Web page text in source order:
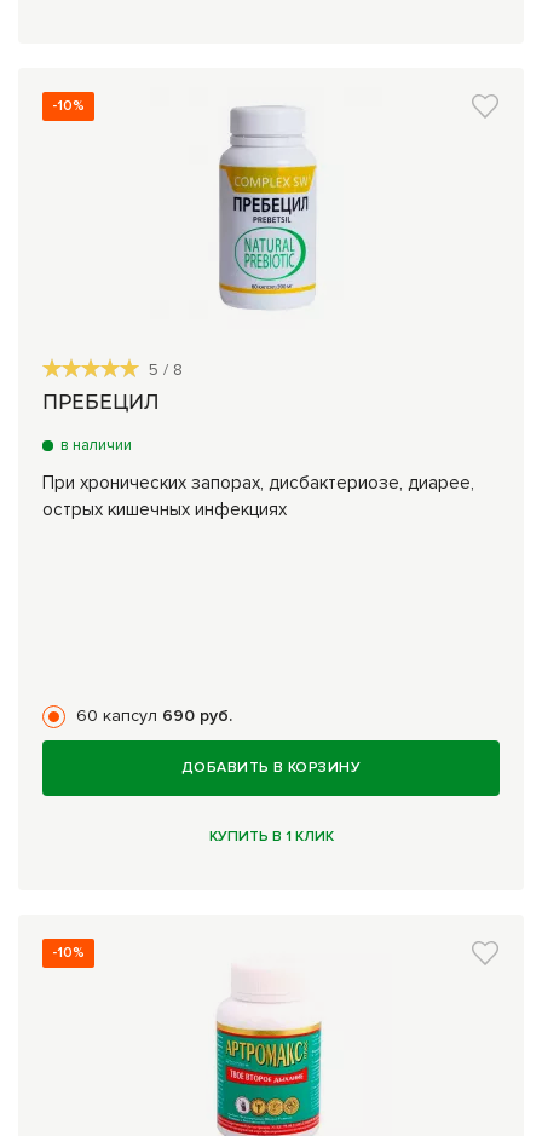
-10%
5 / 8
ПРЕБЕЦИЛ
в наличии
При хронических запорах, дисбактериозе, диарее,
острых кишечных инфекциях
60 капсул 690 руб.
ДОБАВИТЬ В КОРЗИНУ
КУПИТЬ В 1 КЛИК
-10%